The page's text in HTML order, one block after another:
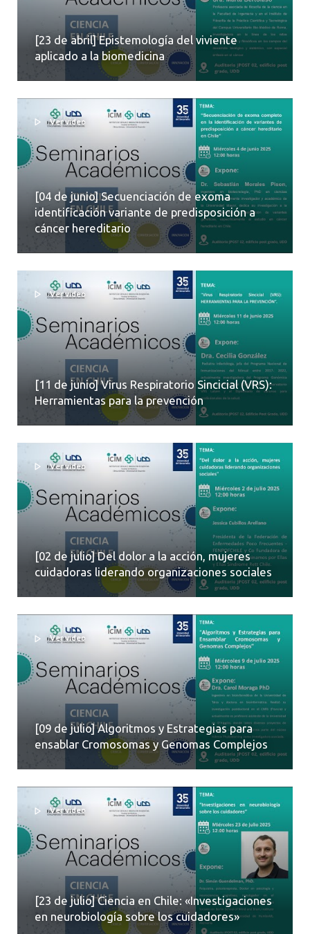
[23 de abril] Epistemología del viviente
aplicado a la biomedicina
Ver video
[04 de junio] Secuenciación de exoma
identificación variante de predisposición a
cáncer hereditario
Ver video
[11 de junio] Virus Respiratorio Sincicial (VRS):
Herramientas para la prevención
Ver video
[02 de julio] Del dolor a la acción, mujeres
cuidadoras liderando organizaciones sociales
Ver video
[09 de julio] Algoritmos y Estrategias para
ensablar Cromosomas y Genomas Complejos
Ver video
[23 de julio] Ciencia en Chile: «Investigaciones
en neurobiología sobre los cuidadores»